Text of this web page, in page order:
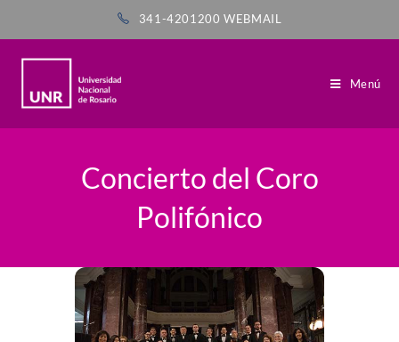
341-4201200WEBMAIL
Menú
Concierto del Coro
Polifónico